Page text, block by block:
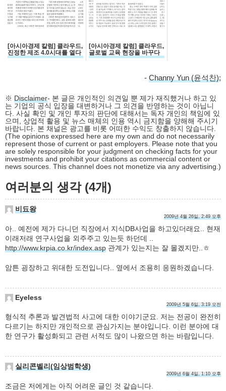
[아시아경제 칼럼] 클라우드,
진정한 제조 4.0시대를 열다
[아시아경제 칼럼] 클라우드,
글로벌 교육 현장을 바꾸다
- Channy Yun (윤석찬);
※ Disclaimer- 본 글은 개인적인 의견일 뿐 제가 재직했거나 하고 있
는 기업의 공식 입장을 대변하거나 그 의견을 반영하는 것이 아닙니
다. 사실 확인 및 개인 투자의 판단에 대해서는 독자 개인의 책임에 있
으며, 상업적 활용 및 뉴스 매체의 인용 역시 금지함을 양해해 주시기
바랍니다. 본 채널은 광고를 비롯 어떠한 수익도 창출하지 않습니다.
(The opinions expressed here are my own and do not necessarily
represent those of current or past employers. Please note that you
are solely responsible for your judgment on checking facts for your
investments and prohibit your citations as commercial content or
news sources. This channel does not monetize via any advertising.)
여러분의 생각 (4개)
비됴왕
2009년 4월 26일, 2:49 오후
아.. 예전에 제가 다니던 직장에서 지식DB사업을 하고있더래요.. 현재
이래저래 연구사업을 외주주고 있는듯 하던데 ..
http://www.krpia.co.kr/index.asp 관계가 있는지는 잘 몰겠지만..ㅎ
암튼 굉장하고 위대한 도전입니다.. 옆에서 조용히 응원하겠습니다.
Eyeless
2009년 5월 6일, 3:19 오전
형식적 추론과 발견법적 사고에 대한 이야기군요. 저는 전공이 완전히
다르기는 하지만 개인적으로 관심가지는 분야입니다. 이런 분야에 대
한 연구가 활성화되고 관련 서적도 많이 나왔으면 하는 바람입니다.
실리콘벨리(임상범학생)
2009년 6월 4일, 1:10 오후
조금은 저에게는 아직 어려운 글인 것 같습니다.